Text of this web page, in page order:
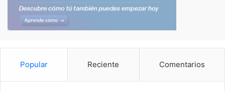
Popular Reciente Comentarios